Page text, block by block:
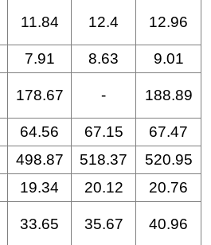
11.84 12.4 12.96
7.91 8.63
9.01
178.67 - 188.89
64.56 67.15
67.47
498.87 518.37
520.95
19.34 20.12
20.76
33.65 35.67 40.96